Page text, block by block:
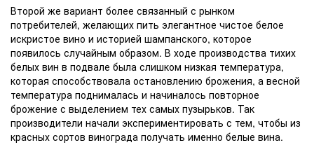
Второй же вариант более связанный с рынком
потребителей, желающих пить элегантное чистое белое
искристое вино и историей шампанского, которое
появилось случайным образом. В ходе производства тихих
белых вин в подвале была слишком низкая температура,
которая способствовала остановлению брожения, а весной
температура поднималась и начиналось повторное
брожение с выделением тех самых пузырьков. Так
производители начали экспериментировать с тем, чтобы из
красных сортов винограда получать именно белые вина.